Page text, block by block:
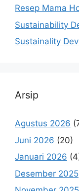
Resep Mama
Sustainability
Sustainality
Arsip
Agustus 2026
Juni 2026 (20)
Januari 2026
Desember 2025